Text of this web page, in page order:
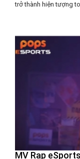
trở thành hiện tượng
MV Rap